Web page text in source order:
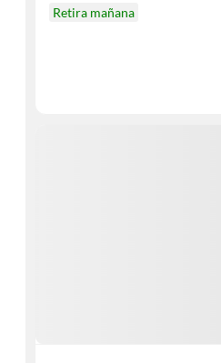
Retira mañana